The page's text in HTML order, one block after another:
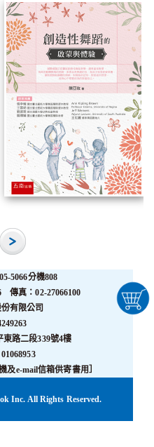
5066分機808
傳真：02-27066100
份有限公司
東路二段339號4樓
及e-mail信箱供寄書用］
Inc. All Rights Reserved.